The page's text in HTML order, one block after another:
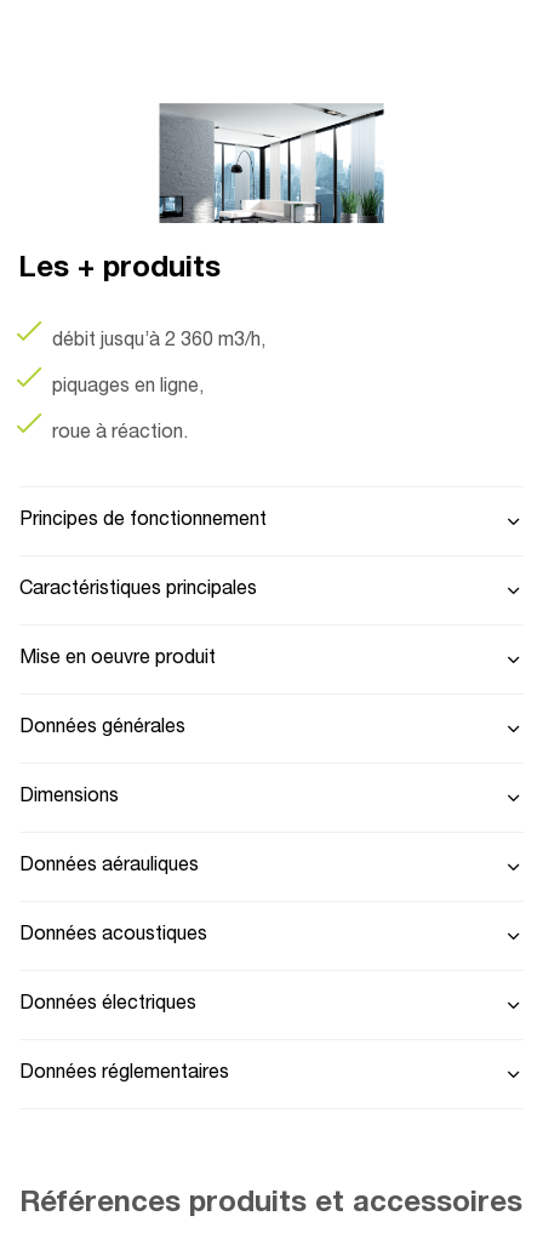
Les + produits
débit jusqu’à 2 360 m3/h,
piquages en ligne,
roue à réaction.
Principes de fonctionnement
Caractéristiques principales
Mise en oeuvre produit
Données générales
Dimensions
Données aérauliques
Données acoustiques
Données électriques
Données réglementaires
Références produits et accessoires